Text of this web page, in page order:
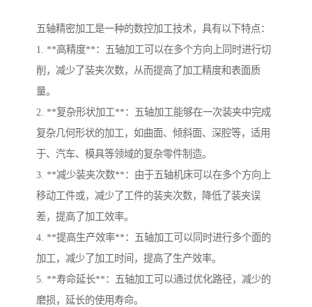
五轴精密加工是一种的数控加工技术，具有以下特点：
1. **高精度**：五轴加工可以在多个方向上同时进行切
削，减少了装夹次数，从而提高了加工精度和表面质
量。
2. **复杂形状加工**：五轴加工能够在一次装夹中完成
复杂几何形状的加工，如曲面、倾斜面、深腔等，适用
于、汽车、模具等领域的复杂零件制造。
3. **减少装夹次数**：由于五轴机床可以在多个方向上
移动工件或，减少了工件的装夹次数，降低了装夹误
差，提高了加工效率。
4. **提高生产效率**：五轴加工可以同时进行多个面的
加工，减少了加工时间，提高了生产效率。
5. **寿命延长**：五轴加工可以通过优化路径，减少的
磨损，延长的使用寿命。